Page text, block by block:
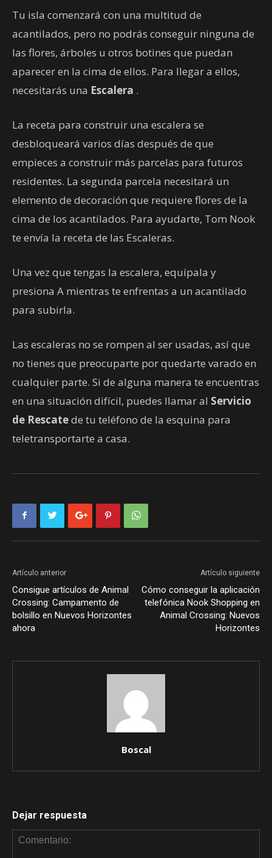
Tu isla comenzará con una multitud de
acantilados, pero no podrás conseguir ninguna de
las flores, árboles u otros botines que puedan
aparecer en la cima de ellos. Para llegar a ellos,
necesitarás una Escalera .
La receta para construir una escalera se
desbloqueará varios días después de que
empieces a construir más parcelas para futuros
residentes. La segunda parcela necesitará un
elemento de decoración que requiere flores de la
cima de los acantilados. Para ayudarte, Tom Nook
te envía la receta de las Escaleras.
Una vez que tengas la escalera, equípala y
presiona A mientras te enfrentas a un acantilado
para subirla.
Las escaleras no se rompen al ser usadas, así que
no tienes que preocuparte por quedarte varado en
cualquier parte. Si de alguna manera te encuentras
en una situación difícil, puedes llamar al Servicio
de Rescatede tu teléfono de la esquina para
teletransportarte a casa.
Artículo anterior
Consigue artículos de Animal
Crossing: Campamento de
bolsillo en Nuevos Horizontes
ahora
Artículo siguiente
Cómo conseguir la aplicación
telefónica Nook Shopping en
Animal Crossing: Nuevos
Horizontes
Boscal
Dejar respuesta